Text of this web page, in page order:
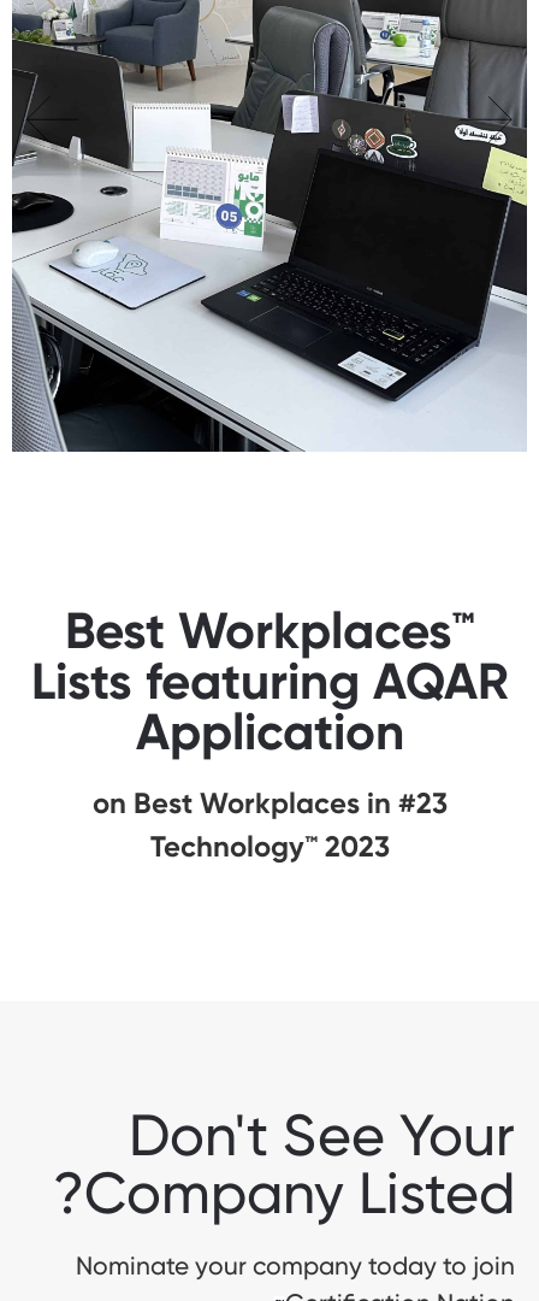
Best Workplaces™
Lists featuring AQAR
Application
#23 on Best Workplaces in
Technology™ 2023
Don't See Your
Company Listed?
Nominate your company today to join